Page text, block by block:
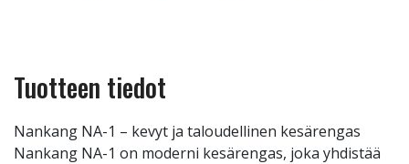
Tuotteen tiedot
Nankang NA-1 – kevyt ja taloudellinen kesärengas
Nankang NA-1 on moderni kesärengas, joka yhdistää